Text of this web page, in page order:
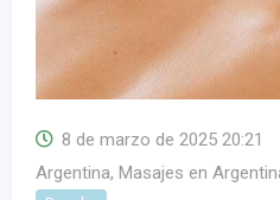
8 de marzo de 2025 20:21
Argentina, Masajes en